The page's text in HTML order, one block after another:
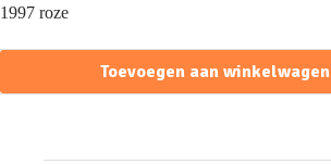
1997 roze
Toevoegen aan winkelwagen